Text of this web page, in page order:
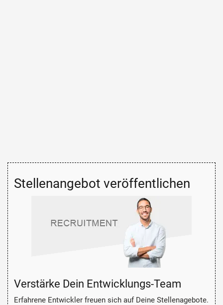
Stellenangebot veröffentlichen
Verstärke Dein Entwicklungs-Team
Erfahrene Entwickler freuen sich auf Deine Stellenagebote.